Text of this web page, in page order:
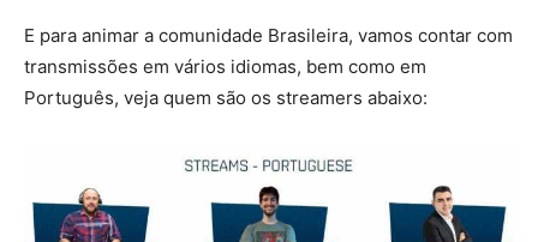
E para animar a comunidade Brasileira, vamos contar com
transmissões em vários idiomas, bem como em
Português, veja quem são os streamers abaixo: